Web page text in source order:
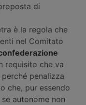
di
è la regola che
nel Comitato
requisito che va
penalizza
che, pur essendo
autonome non